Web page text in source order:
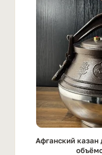
Афганский казан